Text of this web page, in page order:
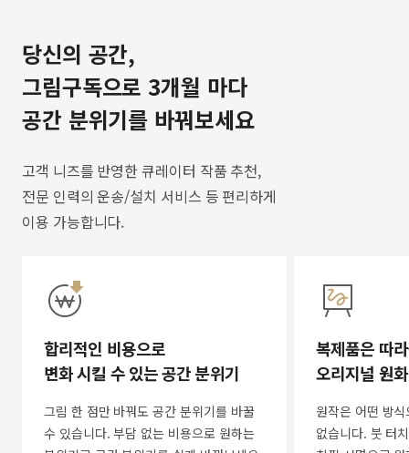
당신의 공간,
그림구독으로 3개월 마다
공간 분위기를 바꿔보세요
고객 니즈를 반영한 큐레이터 작품 추천,
전문 인력의 운송/설치 서비스 등 편리하게
이용 가능합니다.
합리적인 비용으로
변화 시킬 수 있는 공간 분위기
그림 한 점만 바꿔도 공간 분위기를 바꿀
수 있습니다. 부담 없는 비용으로 원하는
복제품은 따
오리지널 원
원작은 어떤 방
없습니다. 붓 터